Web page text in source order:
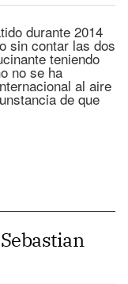
durante 2014
sin contar las dos
teniendo
no se ha
al aire
de que